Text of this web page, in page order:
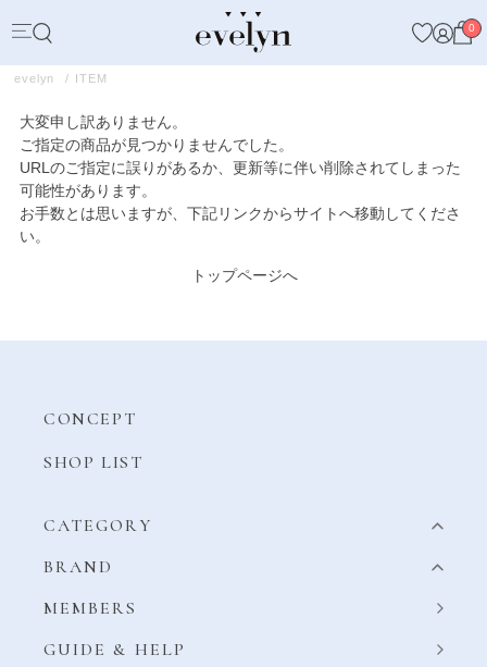
0
evelyn ITEM
大変申し訳ありません。
ご指定の商品が見つかりませんでした。
URLのご指定に誤りがあるか、更新等に伴い削除されてしまった
可能性があります。
お手数とは思いますが、下記リンクからサイトへ移動してくださ
い。
トップページへ
CONCEPT
SHOP LIST
CATEGORY
BRAND
MEMBERS
GUIDE & HELP